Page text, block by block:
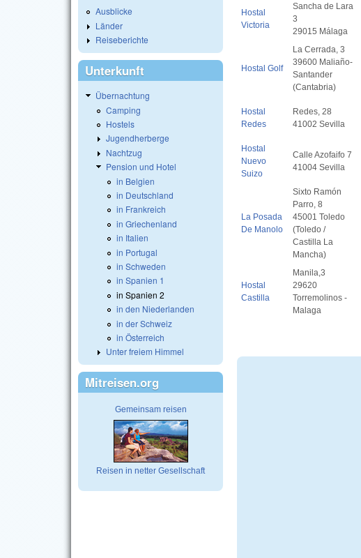
Hostal
Victoria
Sancha de Lara
3
29015 Málaga
Hostal Golf
La Cerrada, 3
39600 Maliaño-
Santander
(Cantabria)
Hostal
Redes
Redes, 28
41002 Sevilla
Hostal
Nuevo
Suizo
Calle Azofaifo 7
41004 Sevilla
La Posada
De Manolo
Sixto Ramón
Parro, 8
45001 Toledo
(Toledo /
Castilla La
Mancha)
Hostal
Castilla
Manila,3
29620
Torremolinos -
Malaga
Ausblicke
Länder
Reiseberichte
Unterkunft
Übernachtung
Camping
Hostels
Jugendherberge
Nachtzug
Pension und Hotel
in Belgien
in Deutschland
in Frankreich
in Griechenland
in Italien
in Portugal
in Schweden
in Spanien 1
in Spanien 2
in den Niederlanden
in der Schweiz
in Österreich
Unter freiem Himmel
Mitreisen.org
Gemeinsam reisen
Reisen in netter Gesellschaft